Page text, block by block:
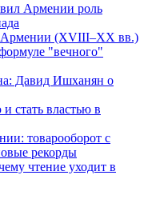
Армении роль
Армении (XVIII–XX вв.)
"вечного"
Давид Ишханян о
стать властью в
товарооборот с
рекорды
чтение уходит в